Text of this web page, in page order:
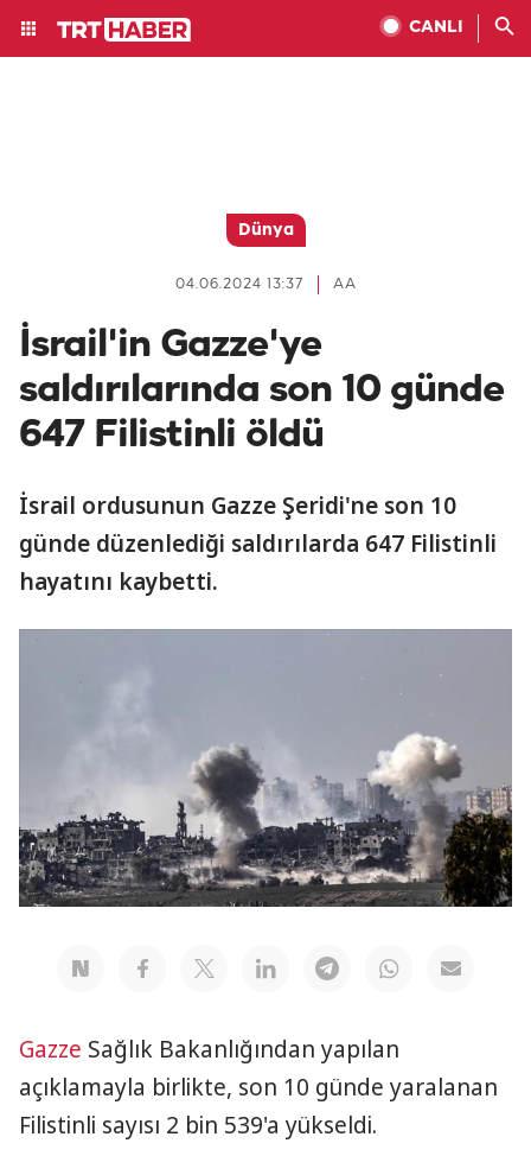
CANLI
Dünya
AA
04.06.2024 13:37
İsrail'in Gazze'ye
saldırılarında son 10 günde
647 Filistinli öldü
İsrail ordusunun Gazze Şeridi'ne son 10
günde düzenlediği saldırılarda 647 Filistinli
hayatını kaybetti.
Gazze Sağlık Bakanlığından yapılan
açıklamayla birlikte, son 10 günde yaralanan
Filistinli sayısı 2 bin 539'a yükseldi.